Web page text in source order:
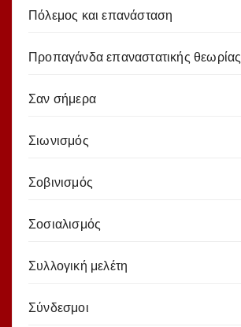
Πόλεμος και επανάσταση
Προπαγάνδα επαναστατικής θεωρίας
Σαν σήμερα
Σιωνισμός
Σοβινισμός
Σοσιαλισμός
Συλλογική μελέτη
Σύνδεσμοι